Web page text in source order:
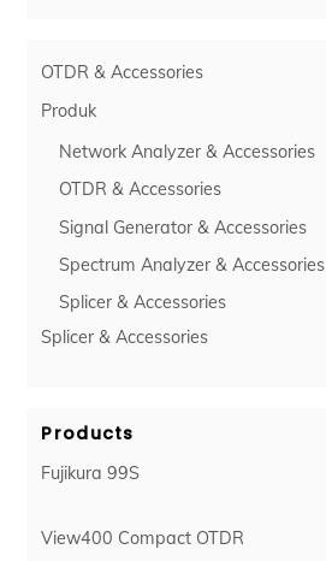
OTDR & Accessories
Produk
Network Analyzer & Accessories
OTDR & Accessories
Signal Generator & Accessories
Spectrum Analyzer & Accessories
Splicer & Accessories
Splicer & Accessories
Products
Fujikura 99S
View400 Compact OTDR